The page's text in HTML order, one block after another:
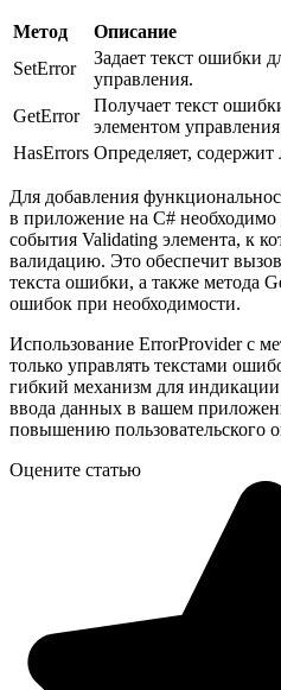
Метод
Описание
SetError
Задает текст ошибки
управления.
GetError
Получает текст
элементом
HasErrors Определяет,
Для добавления
в приложение на C# необходимо
события Validating элемента, к
валидацию. Это обеспечит
текста ошибки, а также метода
ошибок при необходимости.
Использование ErrorProvider с
только управлять текстами
гибкий механизм для
ввода данных в вашем
повышению пользовательского
Оцените статью